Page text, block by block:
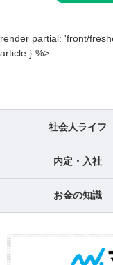
render partial: 'front/
article } %>
社会人ライフ
内定・入社
お金の知識